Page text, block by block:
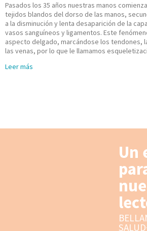
Pasados los 35 años nuestras manos
tejidos blandos del dorso de las manos,
a la disminución y lenta desaparición de la
vasos sanguíneos y ligamentos. Este
aspecto delgado, marcándose los tendones,
las venas, por lo que le llamamos
Leer más
Un